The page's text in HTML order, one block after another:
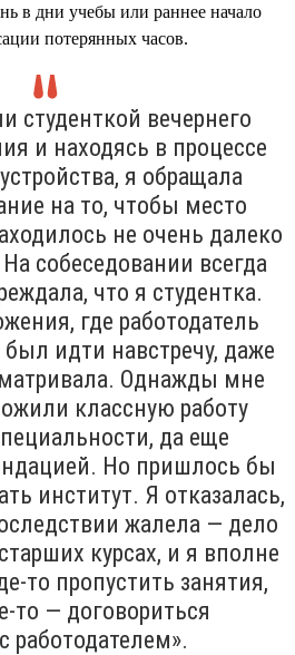
в дни учебы или раннее начало
потерянных часов.
студенткой вечернего
и находясь в процессе
я обращала
на то, чтобы место
не очень далеко
На собеседовании всегда
что я студентка.
где работодатель
был идти навстречу, даже
Однажды мне
классную работу
да еще
Но пришлось бы
институт. Я отказалась,
жалела — дело
курсах, и я вполне
то пропустить занятия,
то — договориться
с работодателем».